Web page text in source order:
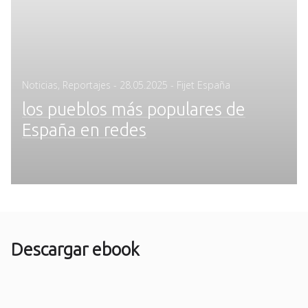
Noticias Reportajes - Posted
28.05.2025 - Fijet España
los pueblos más populares de
España en redes
Descargar ebook